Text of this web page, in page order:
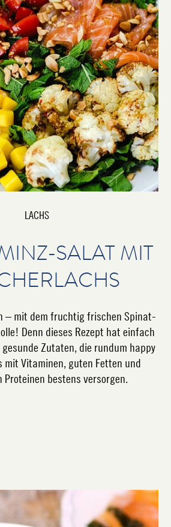
LACHS
SALAT MIT
– mit dem fruchtig frischen Spinat-
Denn dieses Rezept hat einfach
Zutaten, die rundum happy
mit Vitaminen, guten Fetten und
Proteinen bestens versorgen.